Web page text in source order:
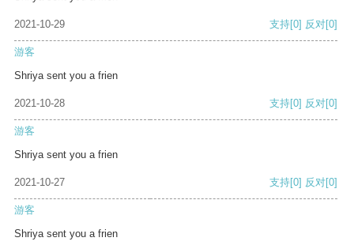
2021-10-29 支持[0] 反对[0]
游客
Shriya sent you a frien
2021-10-28 支持[0] 反对[0]
游客
Shriya sent you a frien
2021-10-27 支持[0] 反对[0]
游客
Shriya sent you a frien